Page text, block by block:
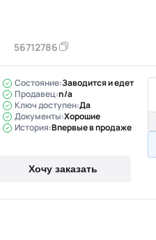
56712786
Состояние:Заводится и едет
Продавец:n/a
Ключ доступен:Да
Документы:Хорошие
История:Впервые в продаже
Хочу заказать